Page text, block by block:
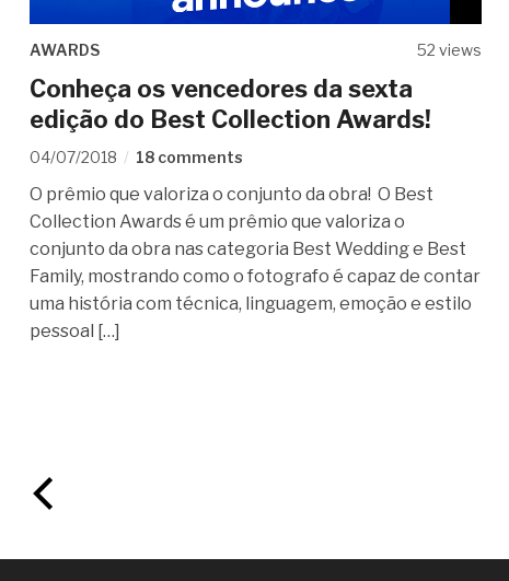
AWARDS 52 views
Conheça os vencedores da sexta
edição do Best Collection Awards!
04/07/2018 18 comments
O prêmio que valoriza o conjunto da obra! O Best
Collection Awards é um prêmio que valoriza o
conjunto da obra nas categoria Best Wedding e Best
Family, mostrando como o fotografo é capaz de contar
uma história com técnica, linguagem, emoção e estilo
pessoal […]